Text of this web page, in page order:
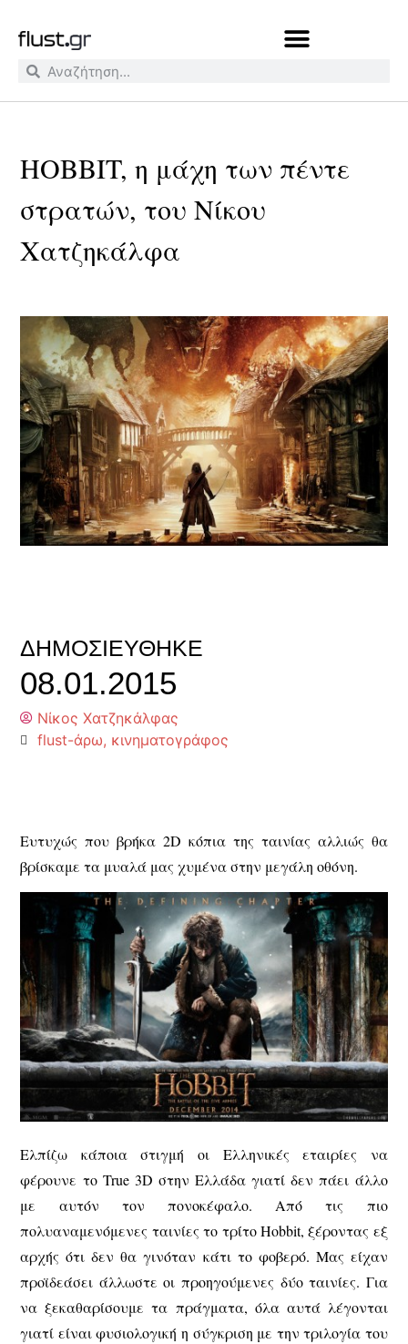
HOBBIT, η μάχη των πέντε
στρατών, του Νίκου
Χατζηκάλφα
ΔΗΜΟΣΙΕΎΘΗΚΕ
08.01.2015
Νίκος Χατζηκάλφας
flust-άρω, κινηματογράφος
Ευτυχώς που βρήκα 2D κόπια της ταινίας αλλιώς θα
βρίσκαμε τα μυαλά μας χυμένα στην μεγάλη οθόνη.
Ελπίζω κάποια στιγμή οι Ελληνικές εταιρίες να
φέρουνε το True 3D στην Ελλάδα γιατί δεν πάει άλλο
με αυτόν τον πονοκέφαλο. Από τις πιο
πολυαναμενόμενες ταινίες το τρίτο Hobbit, ξέροντας εξ
αρχής ότι δεν θα γινόταν κάτι το φοβερό. Μας είχαν
προϊδεάσει άλλωστε οι προηγούμενες δύο ταινίες. Για
να ξεκαθαρίσουμε τα πράγματα, όλα αυτά λέγονται
γιατί είναι φυσιολογική η σύγκριση με την τριλογία του